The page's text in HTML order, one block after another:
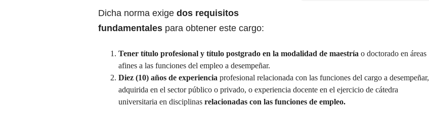
Dicha norma exige dos requisitos
fundamentales para obtener este cargo:
Tener título profesional y título postgrado en la modalidad de maestría o doctorado en áreas
afines a las funciones del empleo a desempeñar.
Diez (10) años de experiencia profesional relacionada con las funciones del cargo a desempeñar,
adquirida en el sector público o privado, o experiencia docente en el ejercicio de cátedra
universitaria en disciplinas relacionadas con las funciones de empleo.